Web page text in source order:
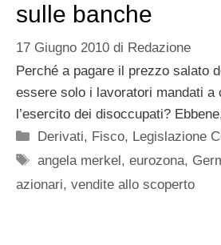
sulle banche
17 Giugno 2010 di Redazione
Perché a pagare il prezzo salato
essere solo i lavoratori mandati a
l’esercito dei disoccupati?
Categorie
Derivati, Fisco, Legislazione
Tag
angela merkel,eurozona,
azionari, vendite allo scoperto